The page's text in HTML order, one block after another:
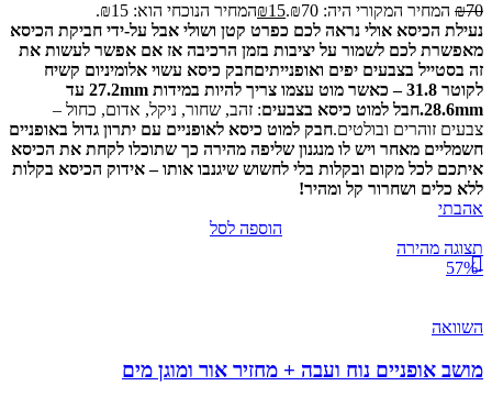
₪70 המחיר המקורי היה: ₪70. ₪15
המחיר הנוכחי הוא: ₪15.
נעילת הכיסא אולי נראה לכם כפרט קטן ושולי אבל על-ידי חביקת הכיסא
מאפשרת לכם לשמור על יציבות בזמן הרכיבה אז אם אפשר לעשות את
זה בסטייל בצבעים יפים ואופנייתיםחבק כיסא עשוי אלומיניום קשיח
לקוטר 31.8 – כאשר מוט עצמו צריך להיות במידות 27.2mm עד
28.6mm. חבל למוט כיסא בצבעים: זהב, שחור, ניקל, אדום, כחול –
צבעים זוהרים ובולטים.חבק למוט כיסא לאופניים עם יתרון גדול באופניים
חשמליים מאחר ויש לו מנגנון שליפה מהירה כך שתוכלו לקחת את הכיסא
איתכם לכל מקום ובקלות בלי לחשוש שיגנבו אותו – אידוק הכיסא בקלות
ללא כלים ושחרור קל ומהיר!
אהבתי
הוספה לסל
תצוגה מהירה
-57%
השוואה
מושב אופניים נוח ועבה + מחזיר אור ומוגן מים